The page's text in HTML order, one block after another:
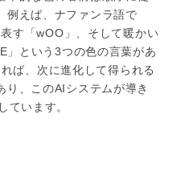
例えば、ナファンラ語で
す「wOO」、そして暖かい
」という3つの色の言葉があ
ば、次に進化して得られる
り、このAIシステムが導き
ています。